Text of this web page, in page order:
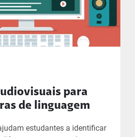
para
de linguagem
estudantes a identificar